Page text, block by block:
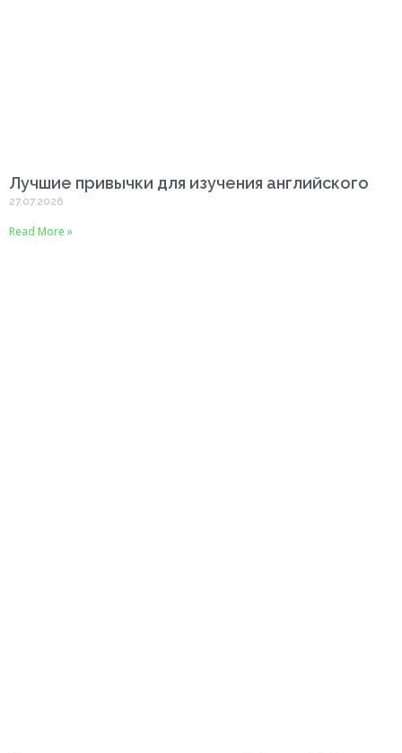
Лучшие привычки для изучения английского
27.07.2026
Read More »